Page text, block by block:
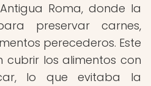
Roma, donde la
preservar carnes,
perecederos. Este
cubrir los alimentos con
lo que evitaba la